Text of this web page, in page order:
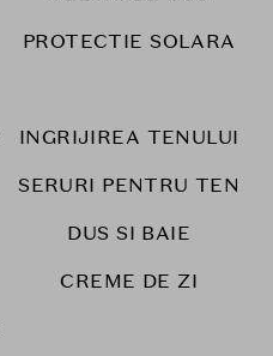
PROTECTIE SOLARA
INGRIJIREA TENULUI
SERURI PENTRU TEN
DUS SI BAIE
CREME DE ZI